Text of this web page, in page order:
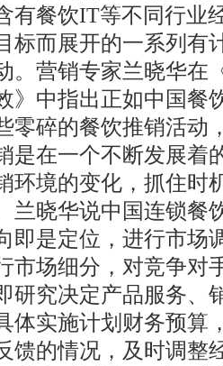
有餐饮IT等不同行业
标而展开的一系列有
。营销专家兰晓华在
》中指出正如中国餐
零碎的餐饮推销活动
是在一个不断发展着
环境的变化，抓住时
兰晓华说中国连锁餐
即是定位，进行市场
市场细分，对竞争对
研究决定产品服务、
体实施计划财务预算
馈的情况，及时调整